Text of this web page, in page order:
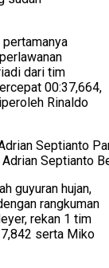
dari tim
00:37,664,
Rinaldo
Septianto
guyuran hujan,
rangkuman
rekan 1 tim
serta Miko